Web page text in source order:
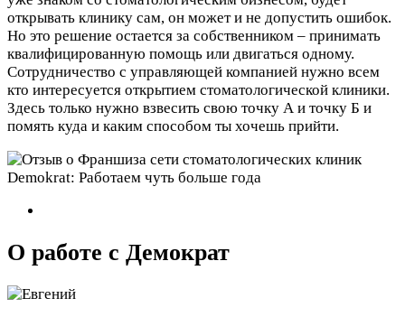
открывать клинику сам, он может и не допустить ошибок.
Но это решение остается за собственником – принимать
квалифицированную помощь или двигаться одному.
Сотрудничество с управляющей компанией нужно всем
кто интересуется открытием стоматологической клиники.
Здесь только нужно взвесить свою точку А и точку Б и
помять куда и каким способом ты хочешь прийти.
О работе с Демократ